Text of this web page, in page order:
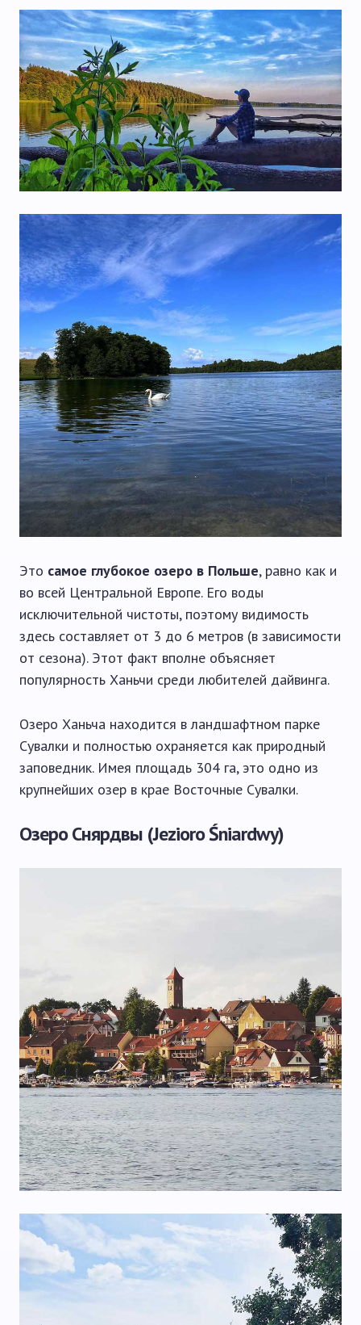
Это самое глубокое озеро в Польше, равно как и
во всей Центральной Европе. Его воды
исключительной чистоты, поэтому видимость
здесь составляет от 3 до 6 метров (в зависимости
от сезона). Этот факт вполне объясняет
популярность Ханьчи среди любителей дайвинга.
Озеро Ханьча находится в ландшафтном парке
Сувалки и полностью охраняется как природный
заповедник. Имея площадь 304 га, это одно из
крупнейших озер в крае Восточные Сувалки.
Озеро Снярдвы (Jezioro Śniardwy)